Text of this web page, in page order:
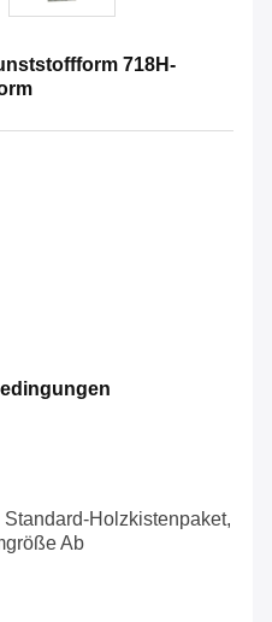
718H-
Standard-Holzkistenpaket,
Ab